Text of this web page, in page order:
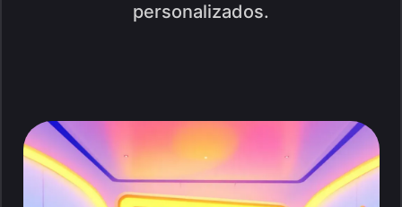
personalizados.